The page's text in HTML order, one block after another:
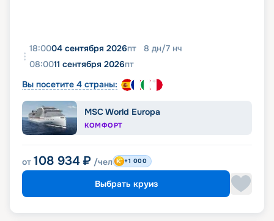
18:0004 сентября 2026пт 8 дн/7 нч
08:0011 сентября 2026пт
Вы посетите 4 страны:
MSC World Europa
КОМФОРТ
от 108 934 ₽ /чел +1 000
Выбрать круиз